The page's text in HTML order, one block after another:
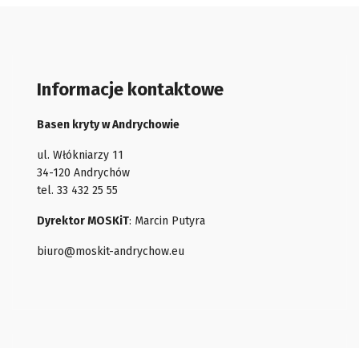
Informacje kontaktowe
Basen kryty w Andrychowie
ul. Włókniarzy 11
34-120 Andrychów
tel. 33 432 25 55
Dyrektor MOSKiT: Marcin Putyra
biuro@moskit-andrychow.eu